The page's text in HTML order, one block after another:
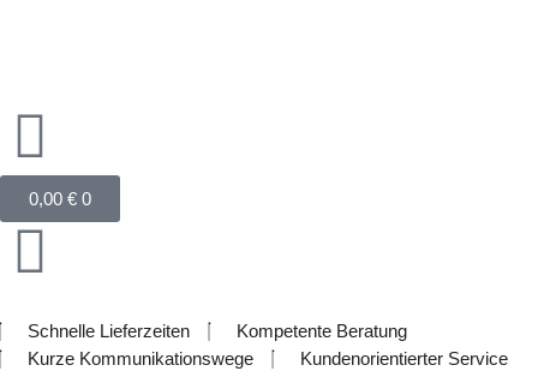
0,00 € 0
Warenkorb
Schnelle Lieferzeiten
Kompetente Beratung
Kurze Kommunikationswege
Kundenorientierter Service